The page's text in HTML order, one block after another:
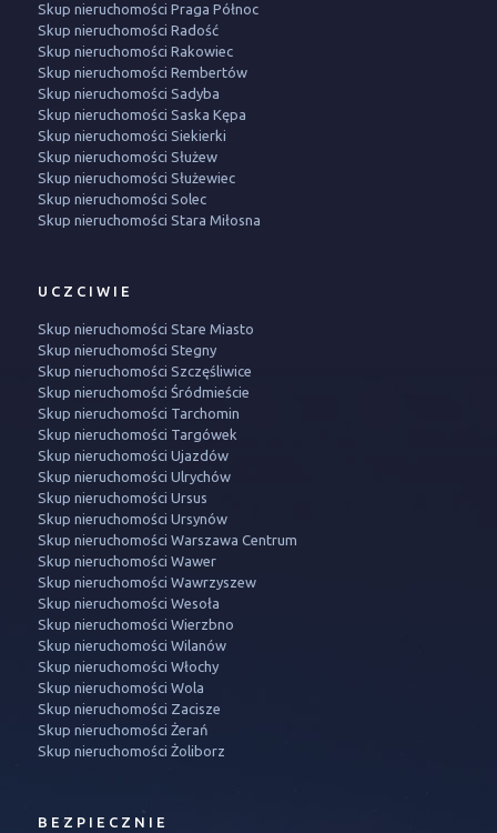
Skup nieruchomości Praga Północ
Skup nieruchomości Radość
Skup nieruchomości Rakowiec
Skup nieruchomości Rembertów
Skup nieruchomości Sadyba
Skup nieruchomości Saska Kępa
Skup nieruchomości Siekierki
Skup nieruchomości Służew
Skup nieruchomości Służewiec
Skup nieruchomości Solec
Skup nieruchomości Stara Miłosna
UCZCIWIE
Skup nieruchomości Stare Miasto
Skup nieruchomości Stegny
Skup nieruchomości Szczęśliwice
Skup nieruchomości Śródmieście
Skup nieruchomości Tarchomin
Skup nieruchomości Targówek
Skup nieruchomości Ujazdów
Skup nieruchomości Ulrychów
Skup nieruchomości Ursus
Skup nieruchomości Ursynów
Skup nieruchomości Warszawa Centrum
Skup nieruchomości Wawer
Skup nieruchomości Wawrzyszew
Skup nieruchomości Wesoła
Skup nieruchomości Wierzbno
Skup nieruchomości Wilanów
Skup nieruchomości Włochy
Skup nieruchomości Wola
Skup nieruchomości Zacisze
Skup nieruchomości Żerań
Skup nieruchomości Żoliborz
BEZPIECZNIE